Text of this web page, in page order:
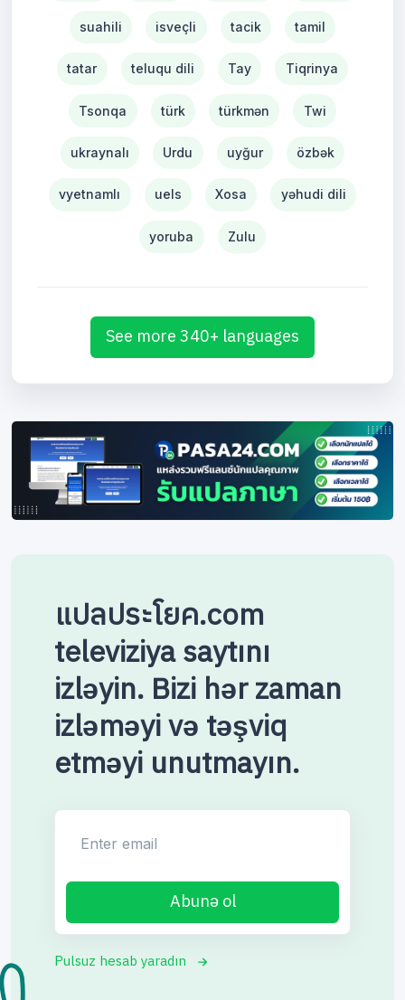
suahili isveçli tacik tamil
tatar teluqu dili Tay Tiqrinya
Tsonqa türk türkmən Twi
ukraynalı Urdu uyğur özbək
vyetnamlı uels Xosa yəhudi dili
yoruba Zulu
See more 340+ languages
แปลประโยค.com
televiziya saytını
izləyin. Bizi hər zaman
izləməyi və təşviq
etməyi unutmayın.
Abunə ol
Pulsuz hesab yaradın